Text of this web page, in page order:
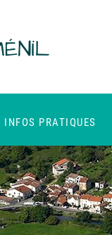
INFOS PRATIQUES